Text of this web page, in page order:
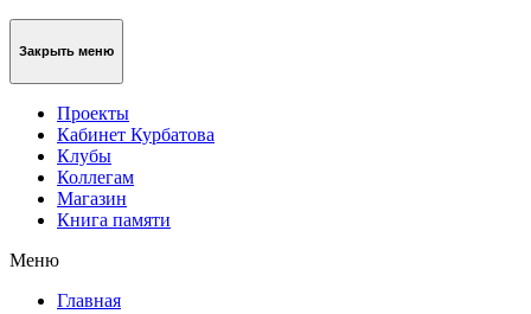
Закрыть меню
Проекты
Кабинет Курбатова
Клубы
Коллегам
Магазин
Книга памяти
Меню
Главная